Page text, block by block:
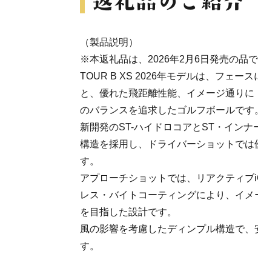
（製品説明）
※本返礼品は、2026年2月6日発売の品で
TOUR B XS 2026年モデルは、フェー
と、優れた飛距離性能、イメージ通り
のバランスを追求したゴルフボールです
新開発のST-ハイドロコアとST・インナ
構造を採用し、ドライバーショットでは
す。
アプローチショットでは、リアクティ
レス・バイトコーティングにより、イ
を目指した設計です。
風の影響を考慮したディンプル構造で
す。